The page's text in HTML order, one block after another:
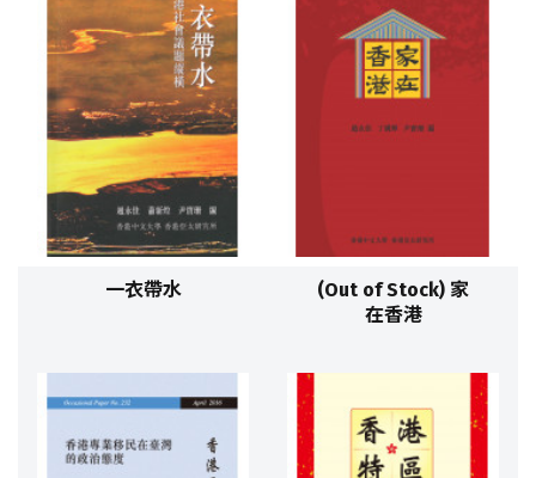
一衣帶水
(Out of Stock) 家
在香港